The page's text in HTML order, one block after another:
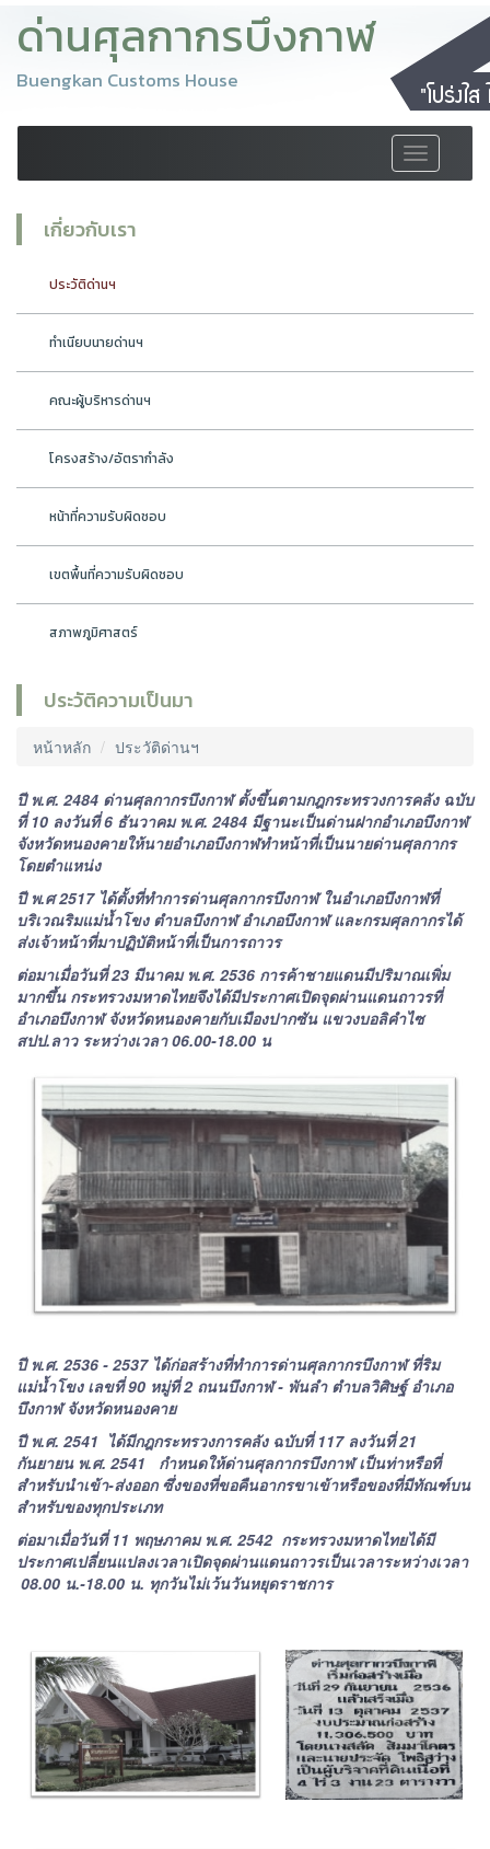
ด่านศุลกากรบึงกาฬ
Buengkan Customs House
Toggle
navigation
เกี่ยวกับเรา
ประวัติด่านฯ
ทำเนียบนายด่านฯ
คณะผู้บริหารด่านฯ
โครงสร้าง/อัตรากำลัง
หน้าที่ความรับผิดชอบ
เขตพื้นที่ความรับผิดชอบ
สภาพภูมิศาสตร์
ประวัติความเป็นมา
หน้าหลัก ประวัติด่านฯ
ปี พ.ศ. 2484 ด่านศุลกากรบึงกาฬ ตั้งขึ้นตามกฎกระทรวงการคลัง ฉบับ
ที่ 10 ลงวันที่ 6 ธันวาคม พ.ศ. 2484 มีฐานะเป็นด่านฝากอำเภอบึงกาฬ
จังหวัดหนองคายให้นายอำเภอบึงกาฬทำหน้าที่เป็นนายด่านศุลกากร
โดยตำแหน่ง
ปี พ.ศ 2517 ได้ตั้งที่ทำการด่านศุลกากรบึงกาฬ ในอำเภอบึงกาฬที่
บริเวณริมแม่น้ำโขง ตำบลบึงกาฬ อำเภอบึงกาฬ และกรมศุลกากรได้
ส่งเจ้าหน้าที่มาปฏิบัติหน้าที่เป็นการถาวร
ต่อมาเมื่อวันที่ 23 มีนาคม พ.ศ. 2536 การค้าชายแดนมีปริมาณเพิ่ม
มากขึ้น กระทรวงมหาดไทยจึงได้มีประกาศเปิดจุดผ่านแดนถาวรที่
อำเภอบึงกาฬ จังหวัดหนองคายกับเมืองปากซัน แขวงบอลิคำไซ
สปป.ลาว ระหว่างเวลา 06.00-18.00 น
ปี พ.ศ. 2536 - 2537 ได้ก่อสร้างที่ทำการด่านศุลกากรบึงกาฬ ที่ริม
แม่น้ำโขง เลขที่ 90 หมู่ที่ 2 ถนนบึงกาฬ - พันลำ ตำบลวิศิษฐ์ อำเภอ
บึงกาฬ จังหวัดหนองคาย
ปี พ.ศ. 2541 ได้มีกฎกระทรวงการคลัง ฉบับที่ 117 ลงวันที่ 21
กันยายน พ.ศ. 2541 กำหนดให้ด่านศุลกากรบึงกาฬ เป็นท่าหรือที่
สำหรับนำเข้า-ส่งออก ซึ่งของที่ขอคืนอากรขาเข้าหรือของที่มีทัณฑ์บน
สำหรับของทุกประเภท
ต่อมาเมื่อวันที่ 11 พฤษภาคม พ.ศ. 2542 กระทรวงมหาดไทยได้มี
ประกาศเปลี่ยนแปลงเวลาเปิดจุดผ่านแดนถาวรเป็นเวลาระหว่างเวลา
08.00 น.-18.00 น. ทุกวันไม่เว้นวันหยุดราชการ